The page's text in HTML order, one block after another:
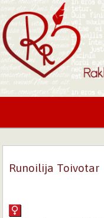
Runoilija Toivotar